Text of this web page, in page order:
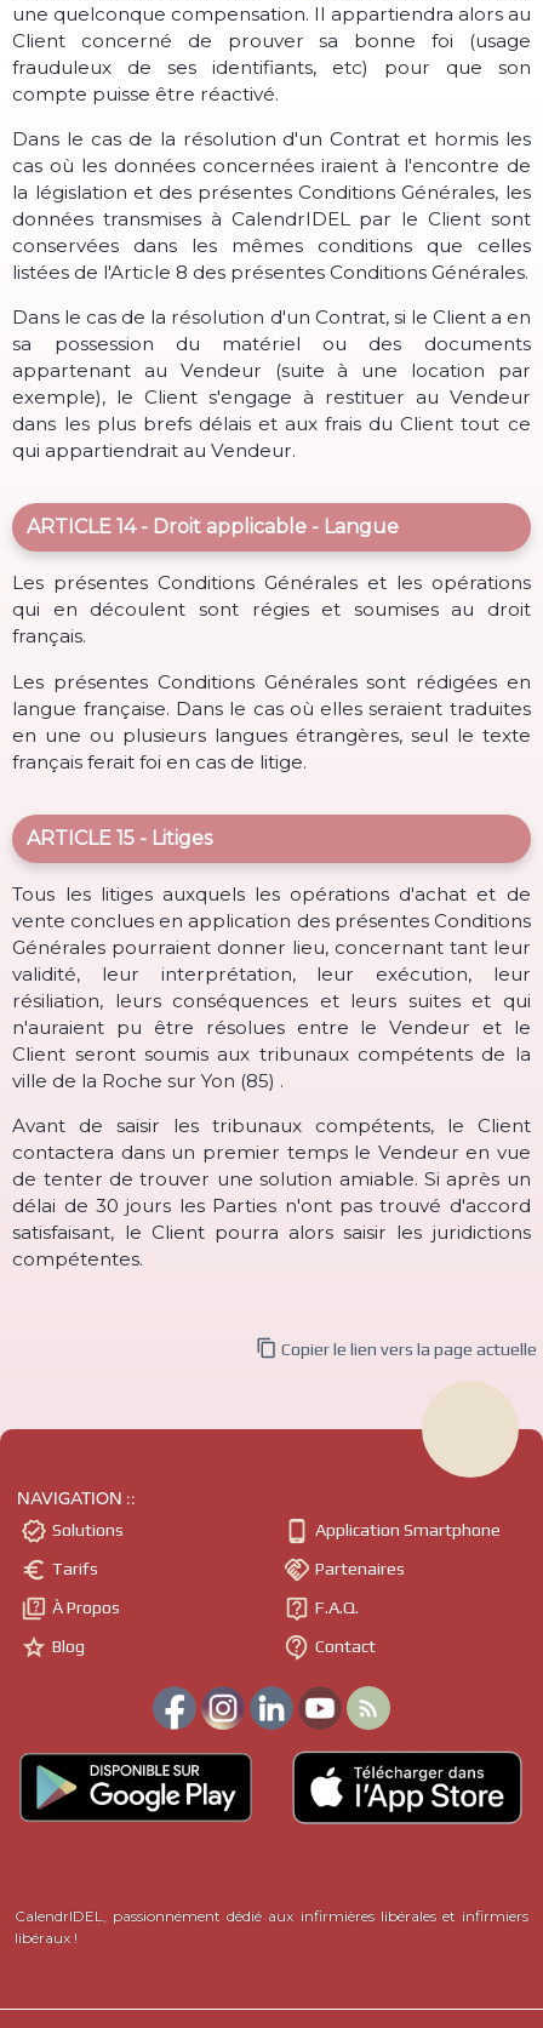
une quelconque compensation. Il appartiendra alors au
Client concerné de prouver sa bonne foi (usage
frauduleux de ses identifiants, etc) pour que son
compte puisse être réactivé.
Dans le cas de la résolution d'un Contrat et hormis les
cas où les données concernées iraient à l'encontre de
la législation et des présentes Conditions Générales, les
données transmises à CalendrIDEL par le Client sont
conservées dans les mêmes conditions que celles
listées de l'Article 8 des présentes Conditions Générales.
Dans le cas de la résolution d'un Contrat, si le Client a en
sa possession du matériel ou des documents
appartenant au Vendeur (suite à une location par
exemple), le Client s'engage à restituer au Vendeur
dans les plus brefs délais et aux frais du Client tout ce
qui appartiendrait au Vendeur.
ARTICLE 14 - Droit applicable - Langue
Les présentes Conditions Générales et les opérations
qui en découlent sont régies et soumises au droit
français.
Les présentes Conditions Générales sont rédigées en
langue française. Dans le cas où elles seraient traduites
en une ou plusieurs langues étrangères, seul le texte
français ferait foi en cas de litige.
ARTICLE 15 - Litiges
Tous les litiges auxquels les opérations d'achat et de
vente conclues en application des présentes Conditions
Générales pourraient donner lieu, concernant tant leur
validité, leur interprétation, leur exécution, leur
résiliation, leurs conséquences et leurs suites et qui
n'auraient pu être résolues entre le Vendeur et le
Client seront soumis aux tribunaux compétents de la
ville de la Roche sur Yon (85) .
Avant de saisir les tribunaux compétents, le Client
contactera dans un premier temps le Vendeur en vue
de tenter de trouver une solution amiable. Si après un
délai de 30 jours les Parties n'ont pas trouvé d'accord
satisfaisant, le Client pourra alors saisir les juridictions
compétentes.
 Copier le lien vers la page actuelle
NAVIGATION ::
 Solutions
 Tarifs
 À Propos
 Blog
 Application Smartphone
 Partenaires
 F.A.Q.
 Contact

CalendrIDEL, passionnément dédié aux infirmières libérales et infirmiers
libéraux !